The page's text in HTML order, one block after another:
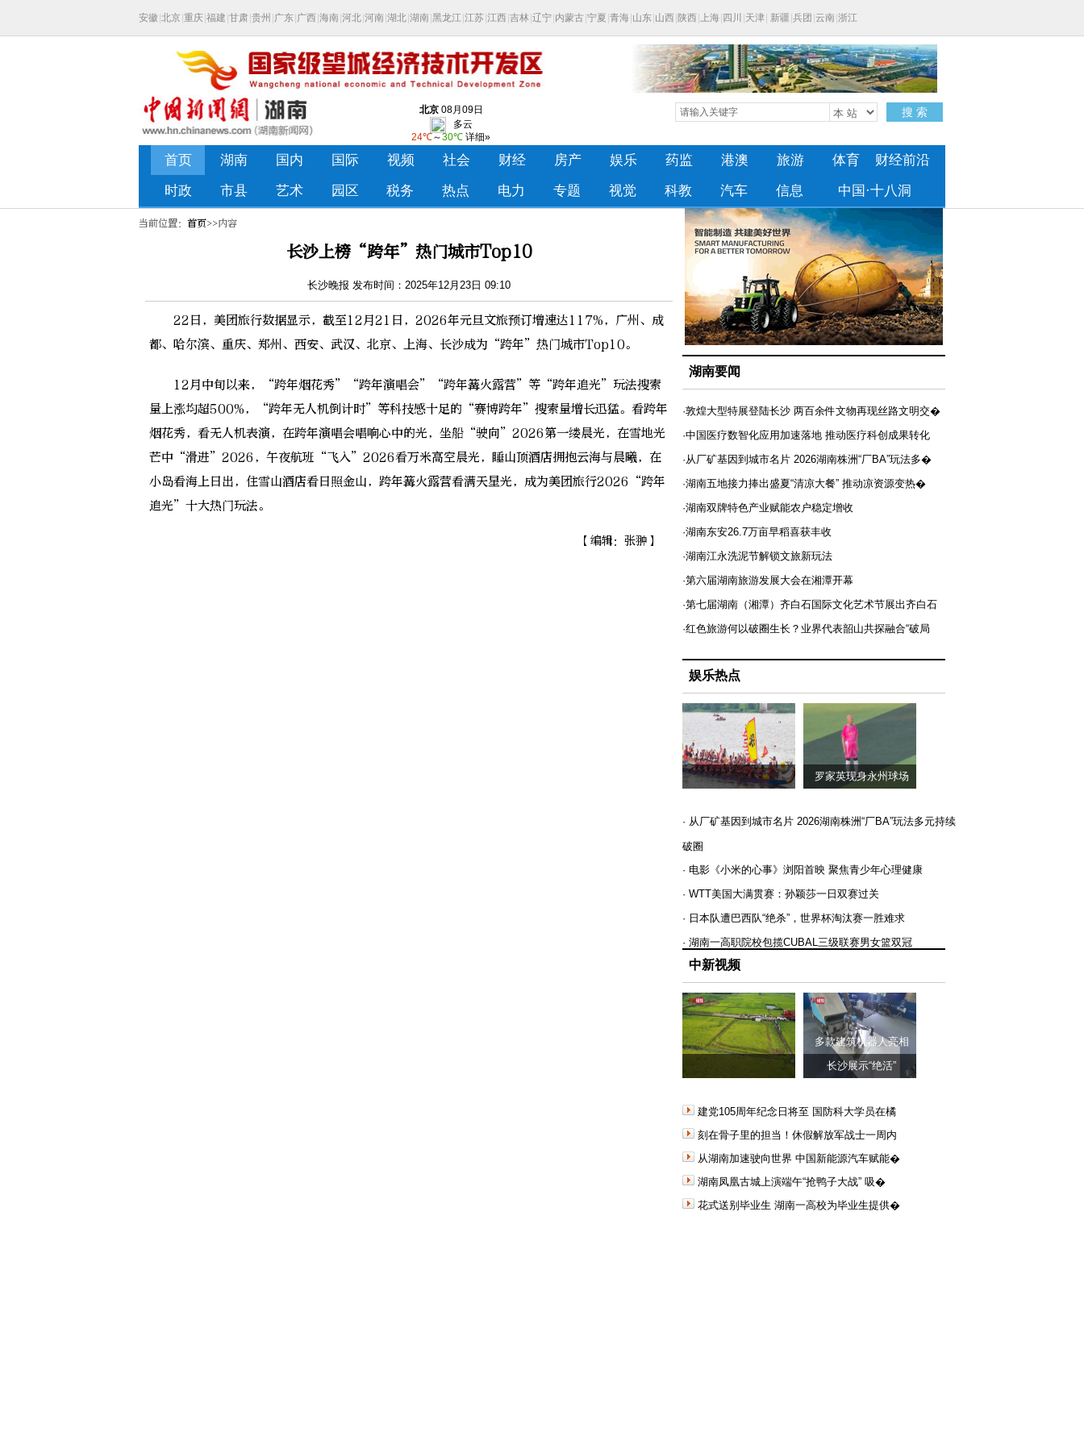
当前位置： 首页>>内容
长沙上榜“跨年”热门城市Top10
长沙晚报 发布时间：2025年12月23日 09:10
22日，美团旅行数据显示，截至12月21日，2026年元旦文旅预订增速达117%，广州、成
都、哈尔滨、重庆、郑州、西安、武汉、北京、上海、长沙成为“跨年”热门城市Top10。
12月中旬以来，“跨年烟花秀”“跨年演唱会”“跨年篝火露营”等“跨年追光”玩法搜索
量上涨均超500%，“跨年无人机倒计时”等科技感十足的“赛博跨年”搜索量增长迅猛。看跨年
烟花秀，看无人机表演，在跨年演唱会唱响心中的光，坐船“驶向”2026第一缕晨光，在雪地光
芒中“滑进”2026，午夜航班“飞入”2026看万米高空晨光，睡山顶酒店拥抱云海与晨曦，在
小岛看海上日出，住雪山酒店看日照金山，跨年篝火露营看满天星光，成为美团旅行2026“跨年
追光”十大热门玩法。
【编辑：张翀】
湖南要闻
·敦煌大型特展登陆长沙 两百余件文物再现丝路文明交�
·中国医疗数智化应用加速落地 推动医疗科创成果转化
·从厂矿基因到城市名片 2026湖南株洲“厂BA”玩法多�
·湖南五地接力捧出盛夏“清凉大餐” 推动凉资源变热�
·湖南双牌特色产业赋能农户稳定增收
·湖南东安26.7万亩早稻喜获丰收
·湖南江永洗泥节解锁文旅新玩法
·第六届湖南旅游发展大会在湘潭开幕
·第七届湖南（湘潭）齐白石国际文化艺术节展出齐白石
·红色旅游何以破圈生长？业界代表韶山共探融合“破局
娱乐热点
罗家英现身永州球场
· 从厂矿基因到城市名片 2026湖南株洲“厂BA”玩法多元持续
破圈
· 电影《小米的心事》浏阳首映 聚焦青少年心理健康
· WTT美国大满贯赛：孙颖莎一日双赛过关
· 日本队遭巴西队“绝杀”，世界杯淘汰赛一胜难求
· 湖南一高职院校包揽CUBAL三级联赛男女篮双冠
中新视频
多款建筑机器人亮相
长沙展示“绝活”
建党105周年纪念日将至 国防科大学员在橘
刻在骨子里的担当！休假解放军战士一周内
从湖南加速驶向世界 中国新能源汽车赋能�
湖南凤凰古城上演端午“抢鸭子大战” 吸�
花式送别毕业生 湖南一高校为毕业生提供�